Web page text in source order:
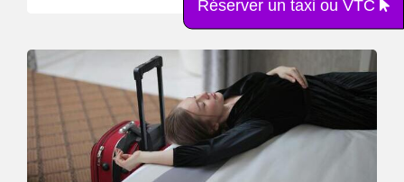
Réserver un taxi ou VTC